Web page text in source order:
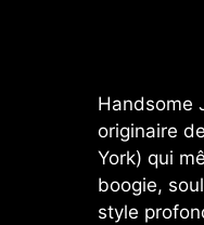
Handsome
originaire
York) qui
boogie,
style